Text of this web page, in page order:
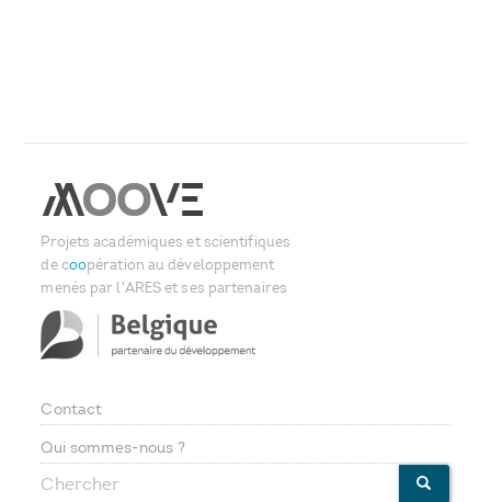
Projets académiques et scientifiques
de coopération au développement
menés par l'ARES et ses partenaires
Footer
Contact
Qui sommes-nous ?
Chercher